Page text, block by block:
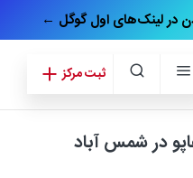
ثبت مرکز
در شمس آباد